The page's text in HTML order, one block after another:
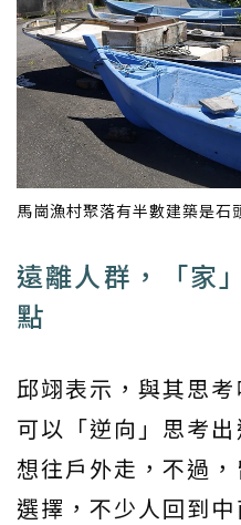
馬崗漁村聚落有半數建築是石
遠離人群，「家
點
邱翊表示，與其思
可以「逆向」思考
想往戶外走，不過
選擇，不少人回到